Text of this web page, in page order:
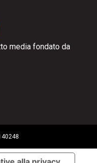
media fondato da